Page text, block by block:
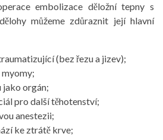
embolizace děložní tepny s
můžeme zdůraznit její hlavní
(bez řezu a jizev);
jako orgán;
pro další těhotenství;
anestezii;
ke ztrátě krve;